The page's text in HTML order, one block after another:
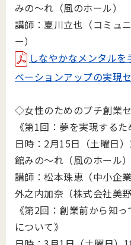
みの～れ（風のホール）
講師：夏川立也（コミュ
ー）
しなやかなメンタル
ベーションアップの実現
◇女性のためのプチ創業セ
《第1回：夢を実現するた
日時：2月15日（土曜日
館みの～れ（風のホール）
講師：松本珠恵（中小企
外之内加奈（株式会社美
《第2回：創業前から知
について》